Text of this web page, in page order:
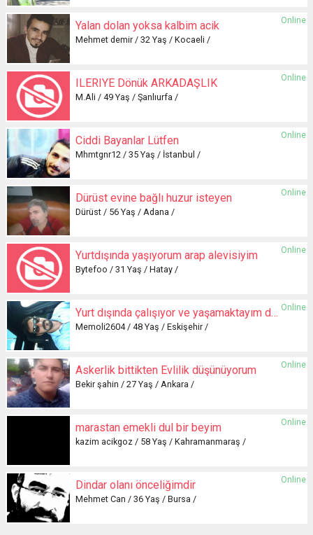
Online
Yalan dolan yoksa kalbim acik
Mehmet demir / 32 Yaş / Kocaeli /
Online
ILERIYE Dönük ARKADAŞLIK
M.Ali / 49 Yaş / Şanlıurfa /
Online
Ciddi Bayanlar Lütfen
Mhmtgnr12 / 35 Yaş / İstanbul /
Online
Dürüst evine bağlı huzur isteyen
Dürüst / 56 Yaş / Adana /
Online
Yurtdışında yaşıyorum arap alevisiyim
Bytefoo / 31 Yaş / Hatay /
Online
Yurt dışında çalışıyor ve yaşamaktayım daha evvelden evlenip boşanmış
Memoli2604 / 48 Yaş / Eskişehir /
Online
Askerlik bittikten Evlilik düşünüyorum
Bekir şahin / 27 Yaş / Ankara /
Online
marastan emekli dul bir beyim
kazim acikgoz / 58 Yaş / Kahramanmaraş /
Online
Dindar olanı önceliğimdir
Mehmet Can / 36 Yaş / Bursa /